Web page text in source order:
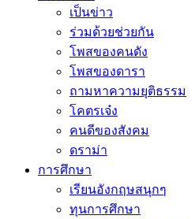
เป็นข่าว
ร่วมด้วยช่วยกัน
โพสของคนดัง
โพสของดารา
ถามหาความยุติธรรม
โคตรเจ๋ง
คนดีของสังคม
ดราม่า
การศึกษา
เรียนอังกฤษสนุกๆ
ทุนการศึกษา